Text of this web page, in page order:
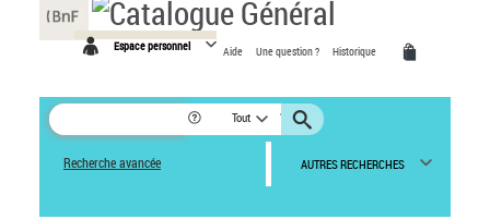
Espace personnel Aide Une question ? Historique
Tout
Recherche avancée AUTRES RECHERCHES
Panneau de gestion des cookies